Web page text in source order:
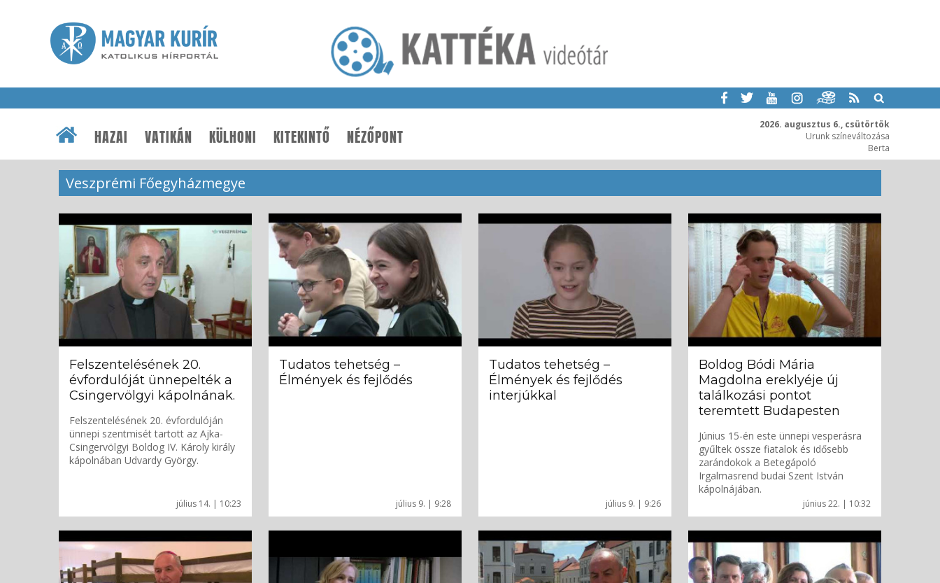
2026. augusztus 6., csütörtök
Urunk színeváltozása
Berta
HAZAI VATIKÁN KÜLHONI KITEKINTŐ NÉZŐPONT
Veszprémi Főegyházmegye
július 14. | 10:23
Felszentelésének 20.
évfordulóját ünnepelték a
Csingervölgyi kápolnának.
Felszentelésének 20. évfordulóján
ünnepi szentmisét tartott az Ajka-
Csingervölgyi Boldog IV. Károly király
kápolnában Udvardy György.
július 9. | 9:28
Tudatos tehetség –
Élmények és fejlődés
július 9. | 9:26
Tudatos tehetség –
Élmények és fejlődés
interjúkkal
június 22. | 10:32
Boldog Bódi Mária
Magdolna ereklyéje új
találkozási pontot
teremtett Budapesten
Június 15-én este ünnepi vesperásra
gyűltek össze fiatalok és idősebb
zarándokok a Betegápoló
Irgalmasrend budai Szent István
kápolnájában.